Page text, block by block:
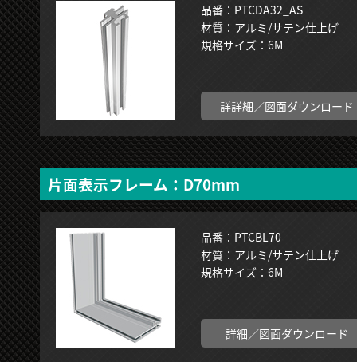
品番：PTCDA32_AS
材質：アルミ/サテン仕上げ
規格サイズ：6M
詳詳細／図面ダウンロード
片面表示フレーム：D70mm
品番：PTCBL70
材質：アルミ/サテン仕上げ
規格サイズ：6M
詳細／図面ダウンロード